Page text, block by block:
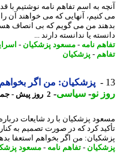
به اسم تفاهم نامه نوشتیم با قدرت
آنهایی که می خواهند آن را
من می گویم که بی انصاف هستند
یا ندانسته دارند ...
نامه -مسعود پزشکیان-اسراییل
-پزشکیان
پزشکیان: من اگر بخواهم
نو- سیاسی-2 روز پیش - جمعه 16 مرداد 1405، 23:17
پزشکیان با رد شایعات درباره
کرد که در صورت تصمیم به کناره
من اگر بخواهم استعفا بدهم ...
-تفاهم نامه -مسعود پزشکیان